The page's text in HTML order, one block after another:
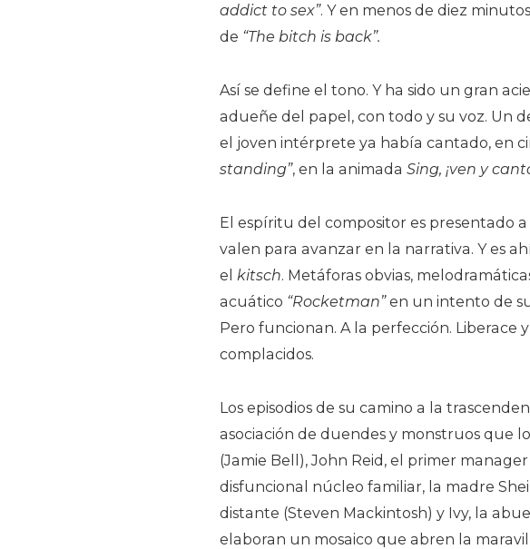
addict to sex”. Y en menos de diez
de “The bitch is back”.
Así se define el tono. Y ha sido un gran
adueñe del papel, con todo y su voz. Un
el joven intérprete ya había cantado, en
standing”, en la animada Sing, ¡ven y
El espíritu del compositor es presentado a
valen para avanzar en la narrativa. Y es
el kitsch. Metáforas obvias,
acuático “Rocketman”en un intento de
Pero funcionan. A la perfección. Liberace
complacidos.
Los episodios de su camino a la
asociación de duendes y monstruos que
(Jamie Bell), John Reid, el primer
disfuncional núcleo familiar, la madre
distante (Steven Mackintosh) y Ivy, la
elaboran un mosaico que abren la